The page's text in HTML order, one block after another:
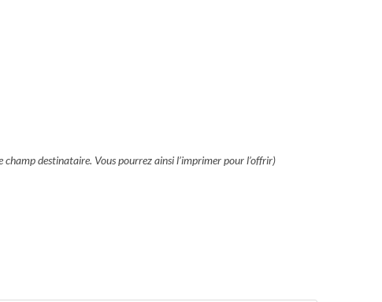
champ destinataire. Vous pourrez ainsi l’imprimer pour l’offrir)